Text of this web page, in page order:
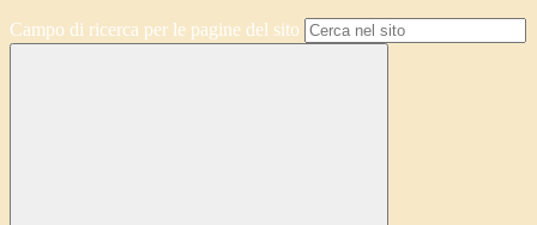
Campo di ricerca per le pagine del sito